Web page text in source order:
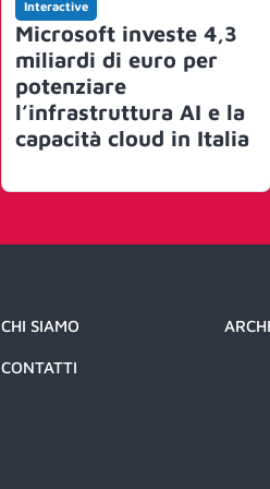
Interactive
Microsoft investe 4,3
miliardi di euro per
potenziare
l’infrastruttura AI e la
capacità cloud in Italia
CHI SIAMO
CONTATTI